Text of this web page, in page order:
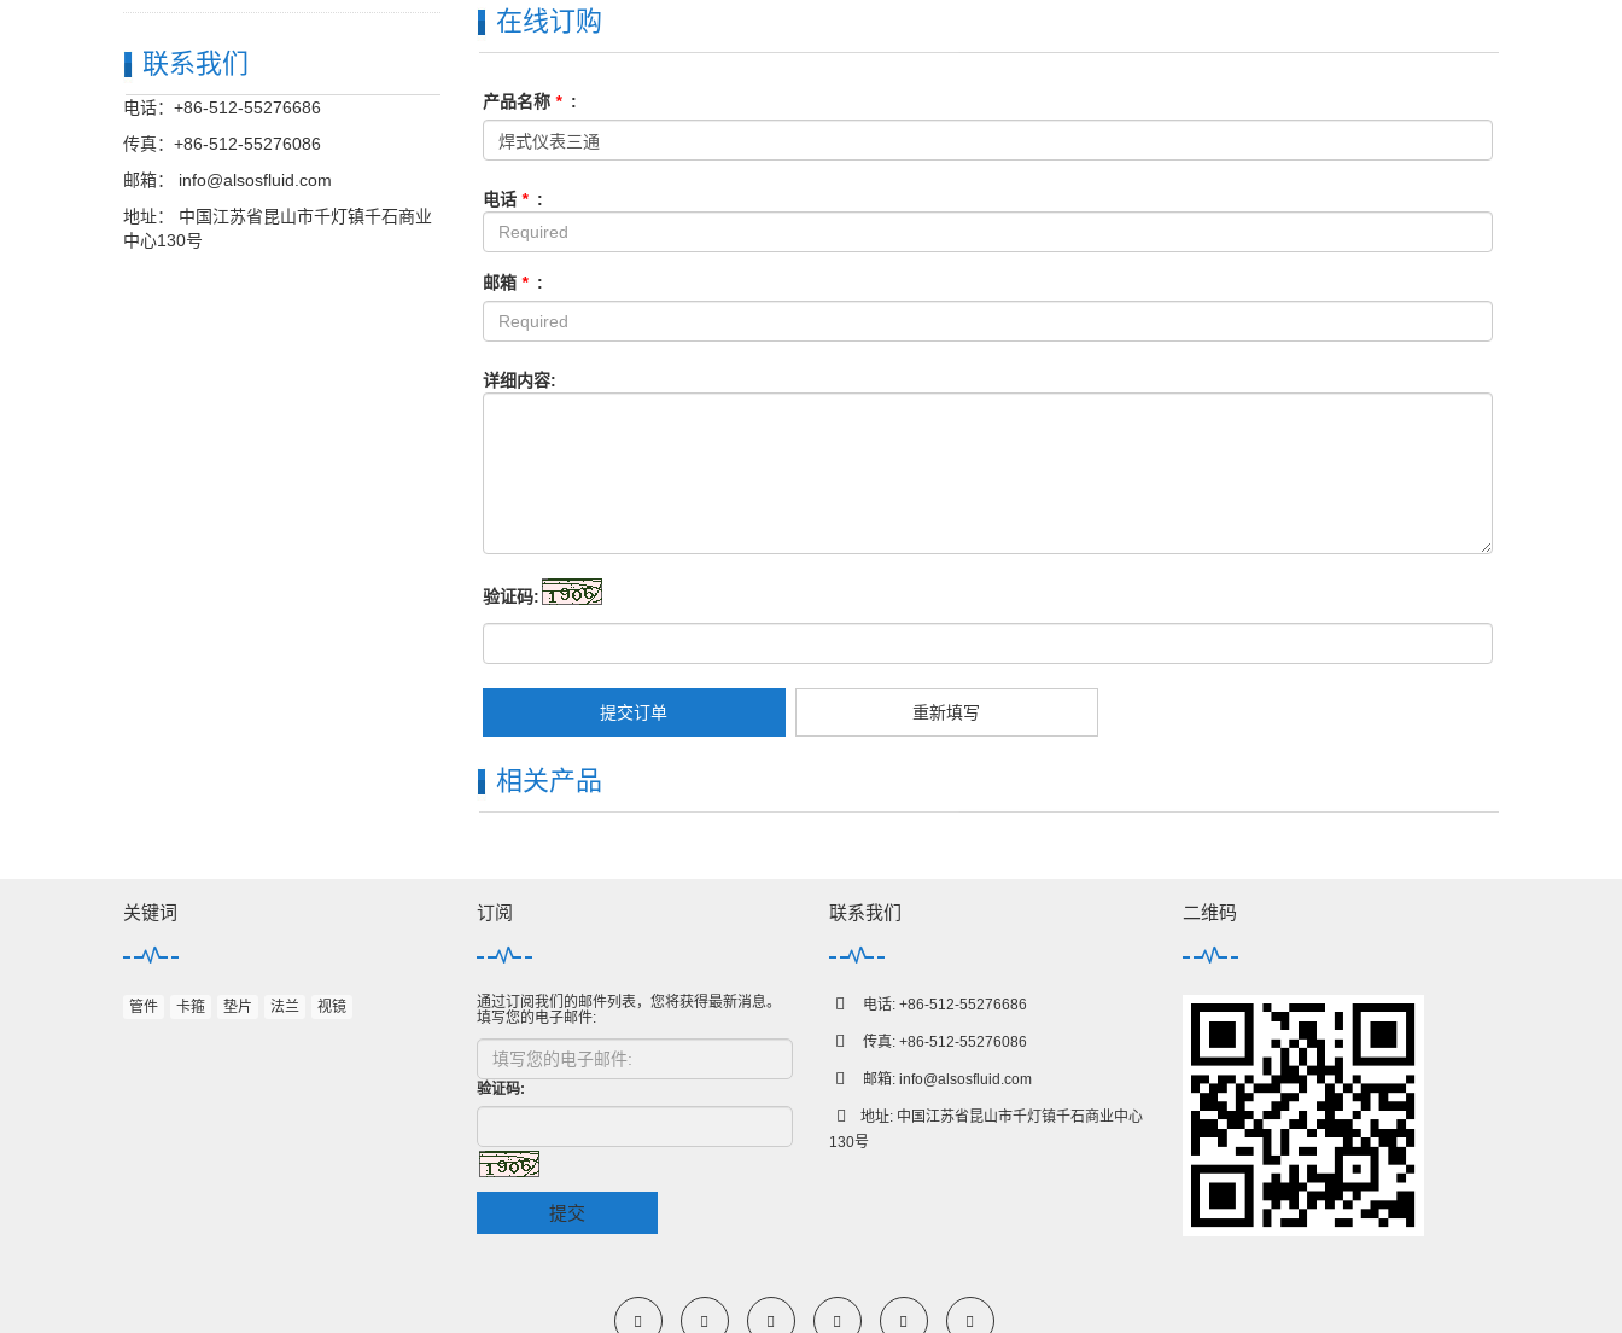
在线订购
产品名称 * :
电话 * :
邮箱 * :
详细内容:
验证码:
提交订单 重新填写
相关产品
联系我们
电话：+86-512-55276686
传真：+86-512-55276086
邮箱：
info@alsosfluid.com
地址： 中国江苏省昆山市千灯镇千石商业
中心130号
关键词
管件 卡箍 垫片 法兰 视镜
订阅
通过订阅我们的邮件列表，您将获得最新消息。
填写您的电子邮件:
验证码:
提交
联系我们
电话: +86-512-55276686
传真: +86-512-55276086
邮箱: info@alsosfluid.com
地址: 中国江苏省昆山市千灯镇千石商业中心
130号
二维码